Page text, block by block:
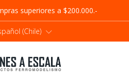
superiores a $200.000.-
(Chile)